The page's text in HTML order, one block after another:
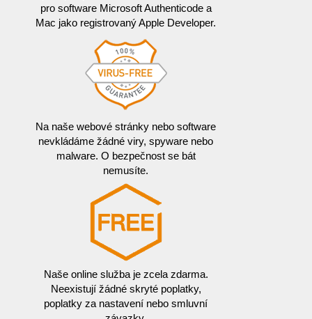
pro software Microsoft Authenticode a
Mac jako registrovaný Apple Developer.
Na naše webové stránky nebo software
nevkládáme žádné viry, spyware nebo
malware. O bezpečnost se bát
nemusíte.
Naše online služba je zcela zdarma.
Neexistují žádné skryté poplatky,
poplatky za nastavení nebo smluvní